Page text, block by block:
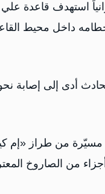
استهدف
حطامه داخل محيط
أدى إلى
من الصاروخ